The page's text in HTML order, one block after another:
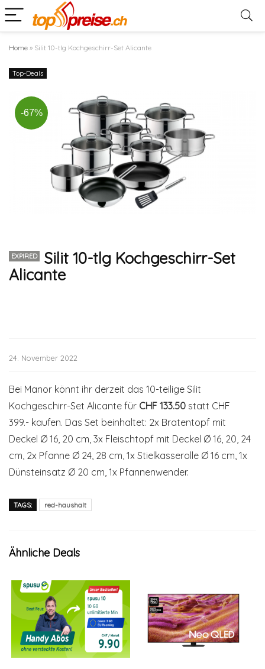
Home » Silit 10-tlg Kochgeschirr-Set Alicante
Top-Deals
-67%
EXPIRED
Silit 10-tlg Kochgeschirr-Set
Alicante
24. November 2022
Bei Manor könnt ihr derzeit das 10-teilige Silit
Kochgeschirr-Set Alicante für CHF 133.50 statt CHF
399.- kaufen. Das Set beinhaltet: 2x Bratentopf mit
Deckel Ø 16, 20 cm, 3x Fleischtopf mit Deckel Ø 16, 20, 24
cm, 2x Pfanne Ø 24, 28 cm, 1x Stielkasserolle Ø 16 cm, 1x
Dünsteinsatz Ø 20 cm, 1x Pfannenwender.
TAGS: red-haushalt
Ähnliche Deals